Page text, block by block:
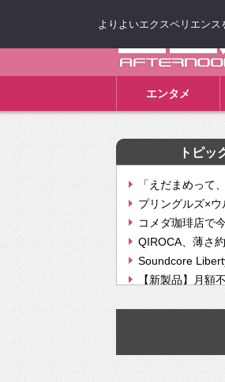
エンタメ
トピッ
「えだまめって
プリングルズ×
コメダ珈琲店で
QIROCA、薄さ
Soundcore
【新製品】月額
【次世代の没入
挫折率8割の壁
2026年のバレン
よりよいエクスペリエン